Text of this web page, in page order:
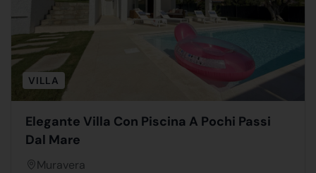
VILLA
Elegante Villa Con Piscina A Pochi Passi
Dal Mare
Muravera